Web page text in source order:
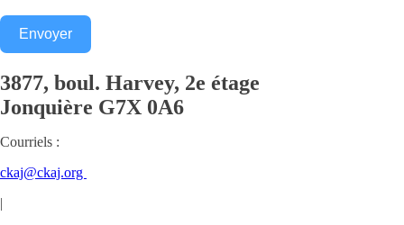
Envoyer
3877, boul. Harvey, 2e étage
Jonquière G7X 0A6
Courriels :
ckaj@ckaj.org
|